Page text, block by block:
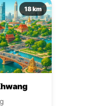
18 km